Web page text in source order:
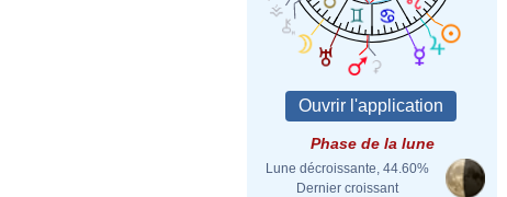
Phase de la lune
Lune décroissante, 44.60%
Dernier croissant